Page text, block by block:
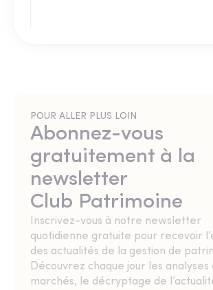
POUR ALLER PLUS LOIN
Abonnez-vous
gratuitement à la
newsletter
Club Patrimoine
Inscrivez-vous à notre newsletter
quotidienne gratuite pour recevoir
des actualités de la gestion de
Découvrez chaque jour les analyses
marchés, le décryptage de